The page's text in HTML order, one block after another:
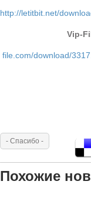
http://letitbit.net/
Vip-
file.com/download/
Похожие